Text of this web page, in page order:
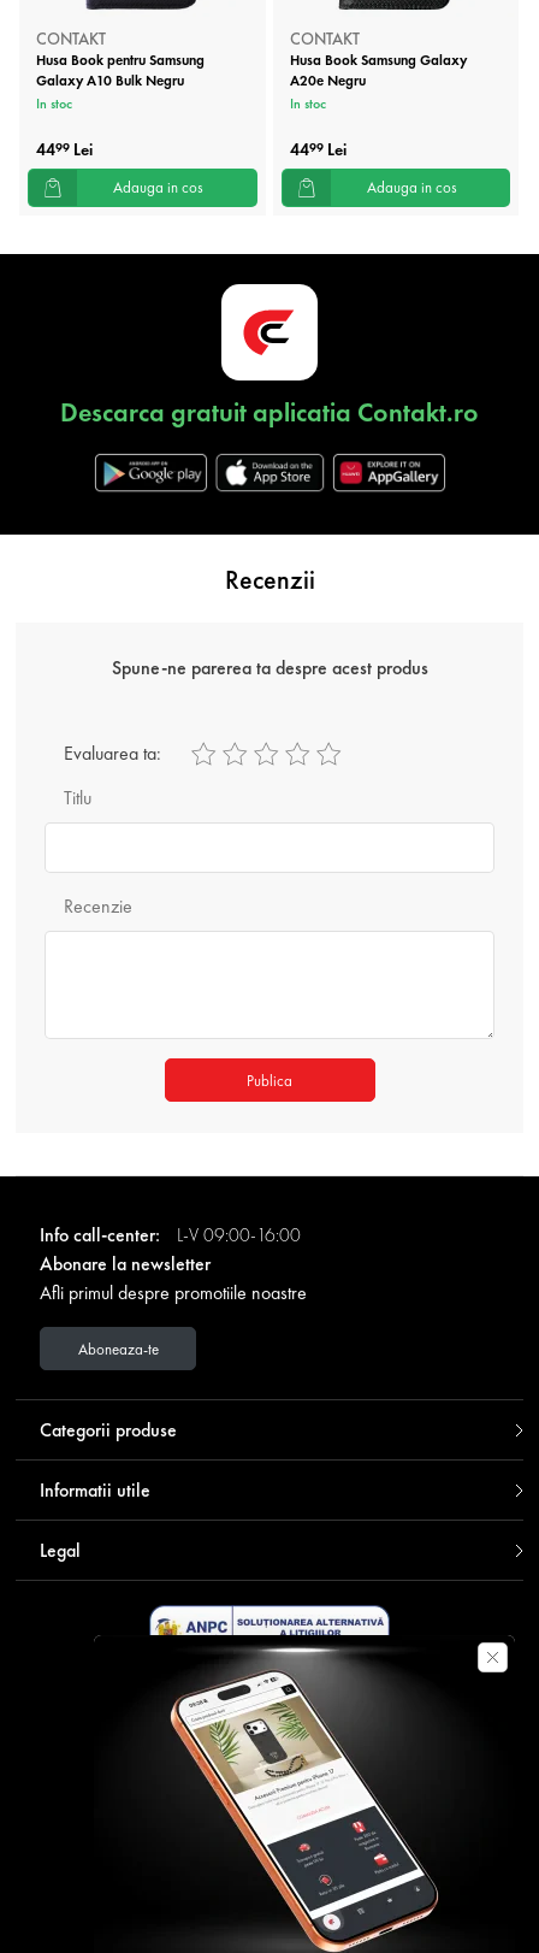
CONTAKT
Husa Book pentru Samsung
Galaxy A10 Bulk Negru
In stoc
4499 Lei
Adauga in cos
CONTAKT
Husa Book Samsung Galaxy
A20e Negru
In stoc
4499Lei
Adauga in cos
Descarca gratuit aplicatia Contakt.ro
Recenzii
Spune-ne parerea ta despre acest produs
Titlu
Evaluarea ta:
Recenzie
Publica
Info call-center:
L-V 09:00-16:00
Abonare la newsletter
Afli primul despre promotiile noastre
Aboneaza-te
Categorii produse
Informatii utile
Legal
Descarca aplicatia Contakt
Plata securizata